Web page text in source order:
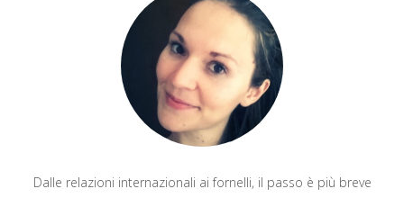
Dalle relazioni internazionali ai fornelli, il passo è più breve